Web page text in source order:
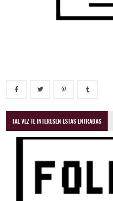
TAL VEZ TE INTERESEN ESTAS ENTRADAS